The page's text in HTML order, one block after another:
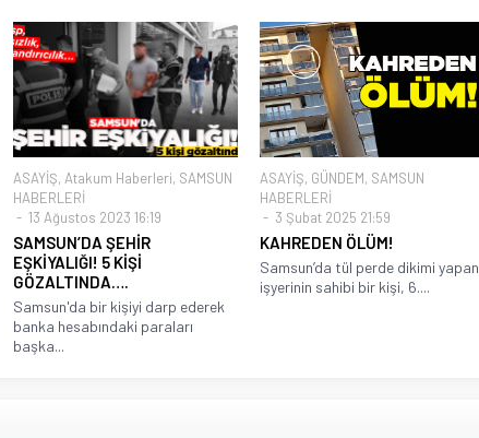
ASAYİŞ, Atakum Haberleri, SAMSUN
HABERLERİ
13 Ağustos 2023 16:19
SAMSUN’DA ŞEHİR
EŞKİYALIĞI! 5 KİŞİ
GÖZALTINDA….
Samsun'da bir kişiyi darp ederek
banka hesabındaki paraları
başka...
ASAYİŞ, GÜNDEM, SAMSUN
HABERLERİ
3 Şubat 2025 21:59
KAHREDEN ÖLÜM!
Samsun’da tül perde dikimi yapan
işyerinin sahibi bir kişi, 6....